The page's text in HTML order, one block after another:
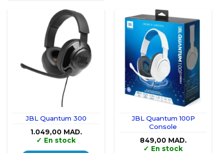
JBL Quantum 300
1.049,00 MAD.
✓ En stock
JBL Quantum 100P
Console
849,00 MAD.
✓ En stock